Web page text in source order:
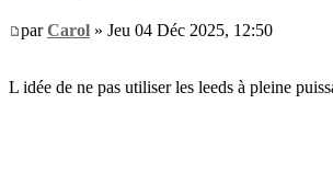
parCarol » Jeu 04 Déc 2025, 12:50
L idée de ne pas utiliser les leeds à pleine